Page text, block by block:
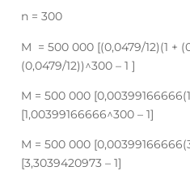
n = 300
M = 500 000 [(0,0479/12)(1 +
(0,0479/12))^300 – 1 ]
M = 500 000
[1,00399166666^300 – 1]
M = 500 000
[3,3039420973 – 1]